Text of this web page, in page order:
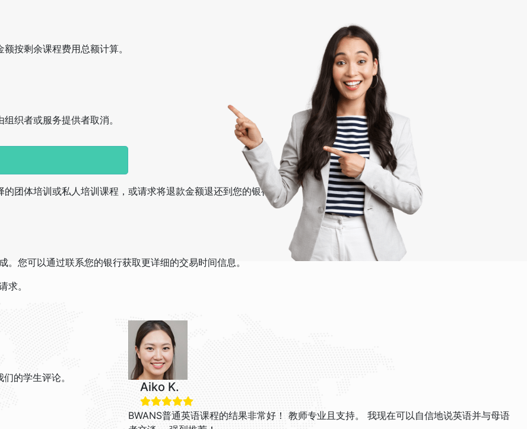
按剩余课程费用总额计算。
织者或服务提供者取消。
团体培训或私人培训课程，或请求将退款金额退还到您的银行卡。
您可以通过联系您的银行获取更详细的交易时间信息。
求。
的学生评论。
Aiko K.
BWANS普通英语课程的结果非常好！ 教师专业且支持。 我现在可以自信地说英语并与母语